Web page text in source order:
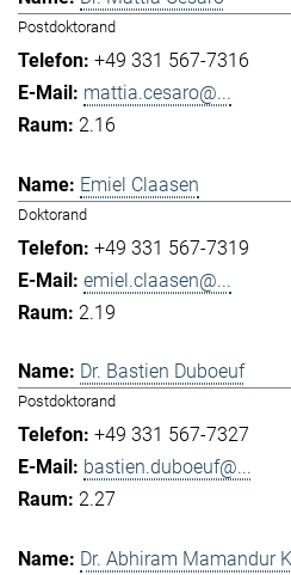
Postdoktorand
+49 331 567-7316
mattia.cesaro@...
2.16
Emiel Claasen
Doktorand
+49 331 567-7319
emiel.claasen@...
2.19
Dr. Bastien Duboeuf
Postdoktorand
+49 331 567-7327
bastien.duboeuf@...
2.27
Dr. Abhiram Mamandur